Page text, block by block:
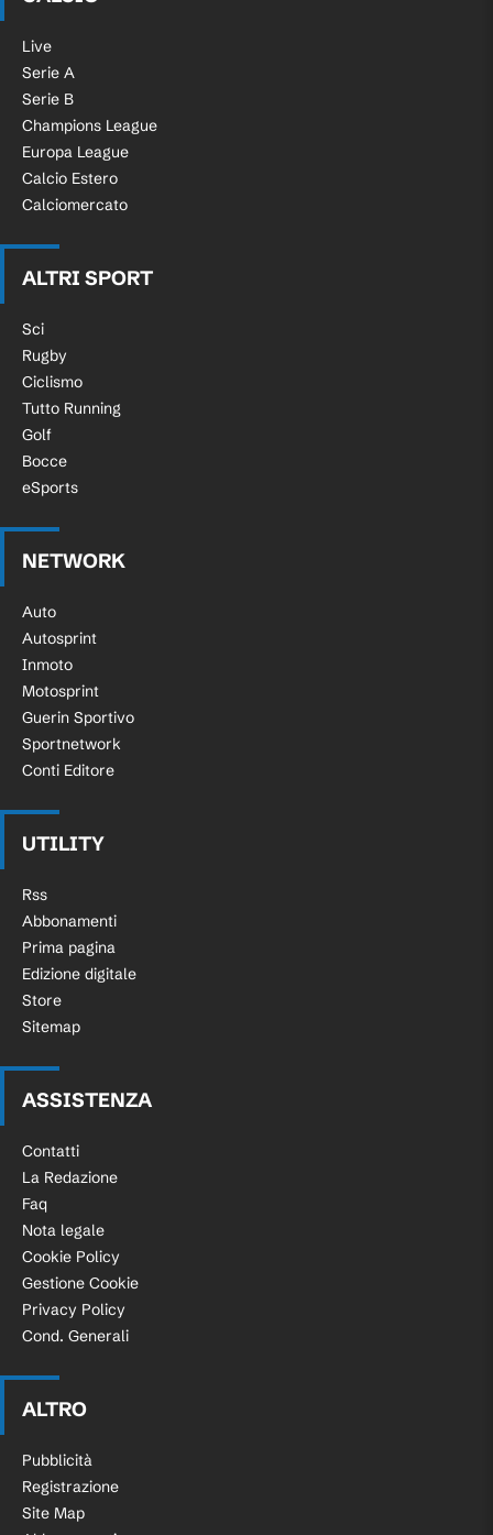
Live
Serie A
Serie B
Champions League
Europa League
Calcio Estero
Calciomercato
ALTRI SPORT
Sci
Rugby
Ciclismo
Tutto Running
Golf
Bocce
eSports
NETWORK
Auto
Autosprint
Inmoto
Motosprint
Guerin Sportivo
Sportnetwork
Conti Editore
UTILITY
Rss
Abbonamenti
Prima pagina
Edizione digitale
Store
Sitemap
ASSISTENZA
Contatti
La Redazione
Faq
Nota legale
Cookie Policy
Gestione Cookie
Privacy Policy
Cond. Generali
ALTRO
Pubblicità
Registrazione
Site Map